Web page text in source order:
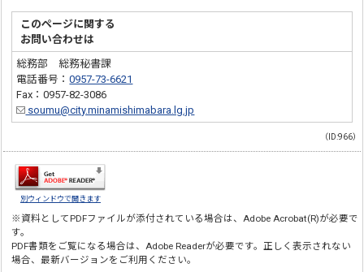
このページに関する
お問い合わせは
総務部 総務秘書課
電話番号：0957-73-6621
Fax：0957-82-3086
soumu@city.minamishimabara.lg.jp
（ID:966）
別ウィンドウで開きます
※資料としてPDFファイルが添付されている場合は、Adobe Acrobat(R)が必要で
す。
PDF書類をご覧になる場合は、Adobe Readerが必要です。正しく表示されない
場合、最新バージョンをご利用ください。